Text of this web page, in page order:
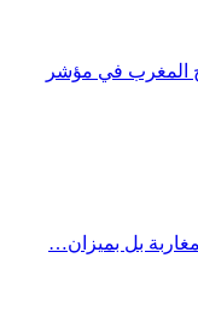
نتائج المغرب في مؤشر
بل بميزان…